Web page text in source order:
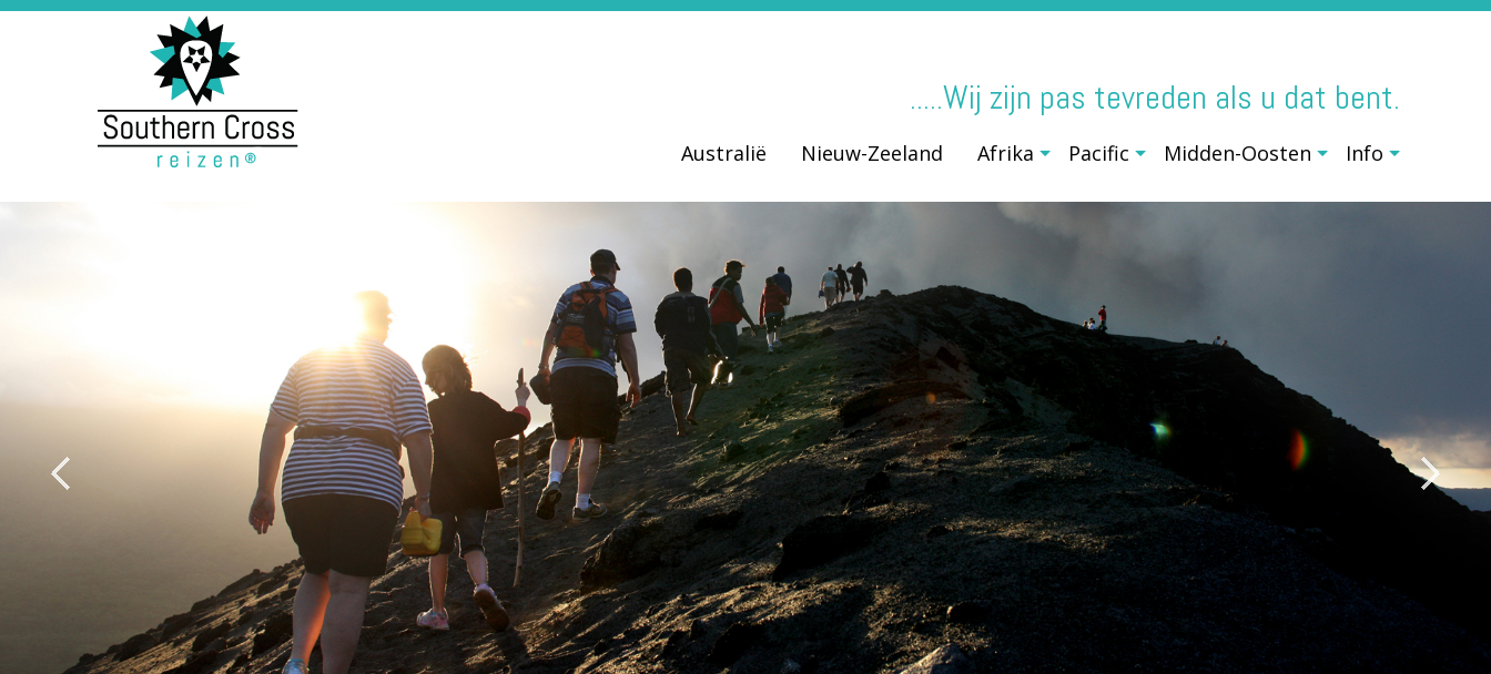
.....Wij zijn pas tevreden als u dat bent.
Australië Nieuw-Zeeland Afrika Pacific Midden-Oosten Info